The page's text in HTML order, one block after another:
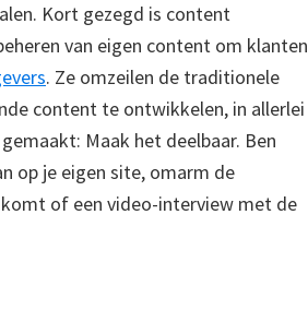
Kort gezegd is content
van eigen content om klanten
. Ze omzeilen de traditionele
content te ontwikkelen, in allerlei
Maak het deelbaar. Ben
op je eigen site, omarm de
of een video-interview met de